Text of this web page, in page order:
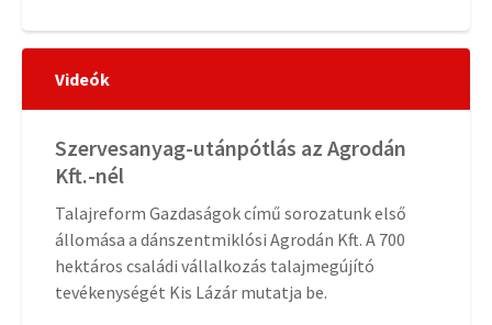
Videók
Szervesanyag-utánpótlás az Agrodán
Kft.-nél
Talajreform Gazdaságok című sorozatunk első
állomása a dánszentmiklósi Agrodán Kft. A 700
hektáros családi vállalkozás talajmegújító
tevékenységét Kis Lázár mutatja be.